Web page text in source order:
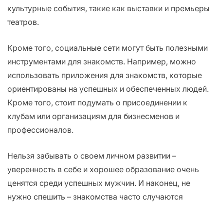
культурные события, такие как выставки и премьеры
театров.
Кроме того, социальные сети могут быть полезными
инструментами для знакомств. Например, можно
использовать приложения для знакомств, которые
ориентированы на успешных и обеспеченных людей.
Кроме того, стоит подумать о присоединении к
клубам или организациям для бизнесменов и
профессионалов.
Нельзя забывать о своем личном развитии –
уверенность в себе и хорошее образование очень
ценятся среди успешных мужчин. И наконец, не
нужно спешить – знакомства часто случаются